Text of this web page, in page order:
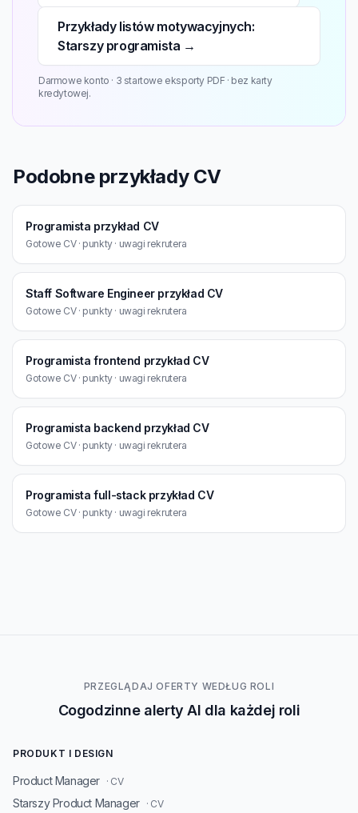
Przykłady listów motywacyjnych:
Starszy programista →
Darmowe konto · 3 startowe eksporty PDF · bez karty
kredytowej.
Podobne przykłady CV
Programista przykład CV
Gotowe CV · punkty · uwagi rekrutera
Staff Software Engineer przykład CV
Gotowe CV · punkty · uwagi rekrutera
Programista frontend przykład CV
Gotowe CV · punkty · uwagi rekrutera
Programista backend przykład CV
Gotowe CV · punkty · uwagi rekrutera
Programista full-stack przykład CV
Gotowe CV · punkty · uwagi rekrutera
PRZEGLĄDAJ OFERTY WEDŁUG ROLI
Cogodzinne alerty AI dla każdej roli
PRODUKT I DESIGN
Product Manager · CV
Starszy Product Manager · CV